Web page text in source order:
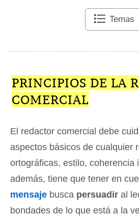
Temas
PRINCIPIOS DE LA
COMERCIAL
El redactor comercial debe
aspectos básicos de cualquier
ortográficas, estilo, coherencia
además, tiene que tener en
mensaje busca persuadir al
bondades de lo que está a la